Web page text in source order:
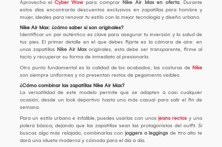
Aprovecha el Cyber Wow para comprar Nike Air Max en oferta. Durante
estos días encontrarás descuentos exclusivos en zapatillas para hombre y
mujer, ideales para renovar tu estilo con la mejor tecnología y diseño urbano.
Nike Air Max: ¿cómo saber si son originales?
Identificar un par auténtico es clave para asegurar tu inversión y la salud de
tus pies. El primer detalle en el que debes fijarte es la cámara de aire: en
unas zapatillas Nike Air Max originales, esta debe ser transparente, firme al
tacto y recuperar su forma de inmediato al presionarla.
Otro punto fundamental es la calidad de los acabados; las costuras de Nike
son siempre uniformes y no presentan restos de pegamento visibles.
¿Cómo combinar las zapatillas Nike Air Max?
La versatilidad de este modelo permite que se adapten a casi cualquier
ocasión, desde un look deportivo hasta uno más casual para salir el fin de
semana.
Para un estilo urbano e infalible, puedes usarlas con unos jeans rectos y una
polera básica, dejando que las zapatillas sean las protagonistas del outfit. Si
buscas algo más relajado, combinarlas con joggers o leggings de tiro alto te
dará una silueta moderna y cómoda para el día a día.